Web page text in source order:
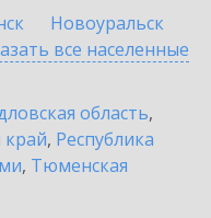
Новоуральск
все населенные
область,
, Республика
, Тюменская